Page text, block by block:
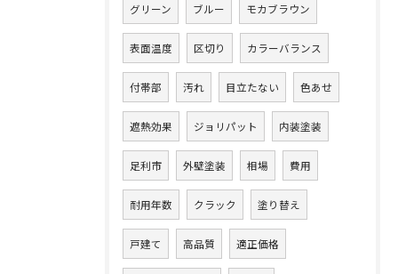
グリーン ブルー モカブラウン
表面温度 区切り カラーバランス
付帯部 汚れ 目立たない 色あせ
遮熱効果 ジョリパット 内装塗装
足利市 外壁塗装 相場 費用
耐用年数 クラック 塗り替え
戸建て 高品質 適正価格